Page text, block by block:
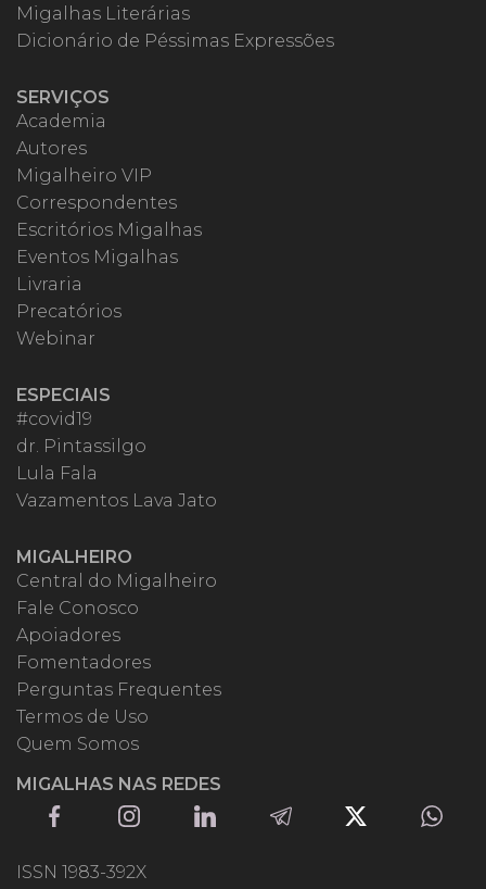
Migalhas Literárias
Dicionário de Péssimas Expressões
SERVIÇOS
Academia
Autores
Migalheiro VIP
Correspondentes
Escritórios Migalhas
Eventos Migalhas
Livraria
Precatórios
Webinar
ESPECIAIS
#covid19
dr. Pintassilgo
Lula Fala
Vazamentos Lava Jato
MIGALHEIRO
Central do Migalheiro
Fale Conosco
Apoiadores
Fomentadores
Perguntas Frequentes
Termos de Uso
Quem Somos
MIGALHAS NAS REDES
ISSN 1983-392X